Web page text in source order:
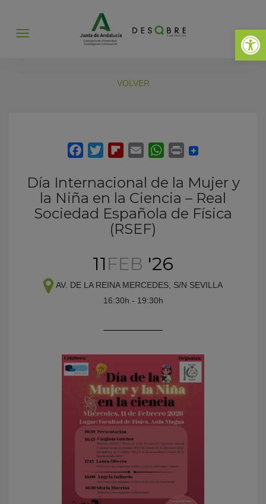
Abrir
Abrir
VOLVER
Día Internacional de la Mujer y
la Niña en la Ciencia – Real
Sociedad Española de Física
(RSEF)
11FEB '26
AV. DE LA REINA MERCEDES, S/N SEVILLA
16:30h - 19:30h